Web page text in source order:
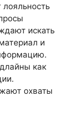
искать
и
как
охваты